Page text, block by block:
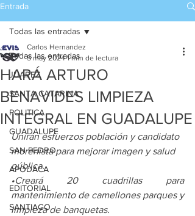
Entrada
Todas las entradas
JUAREZ
SANTA CATARINA
POLITICA
GUADALUPE
SAN PEDRO
APODACA
EDITORIAL
SANTIAGO
Todas las entradas
HARÁ ARTURO
BENAVIDES LIMPIEZA
INTEGRAL EN GUADALUPE
Carlos Hernandez
5 may 2024 1 min de lectura
Unirán esfuerzos población y candidato
morenista para mejorar imagen y salud
pública.
•Creará 20 cuadrillas para
mantenimiento de camellones parques y
limpieza de banquetas.